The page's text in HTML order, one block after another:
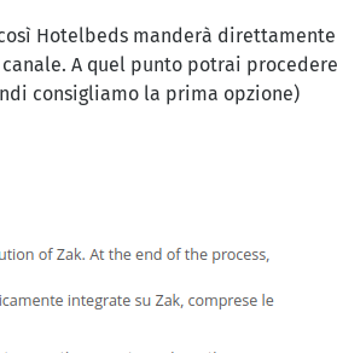
Hotelbeds manderà
A quel punto potrai
consigliamo la prima opzione)